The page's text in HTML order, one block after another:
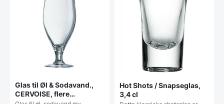
Glas til Øl & Sodavand.,
CERVOISE, flere
Hot Shots / Snapseglas,
3,4 cl